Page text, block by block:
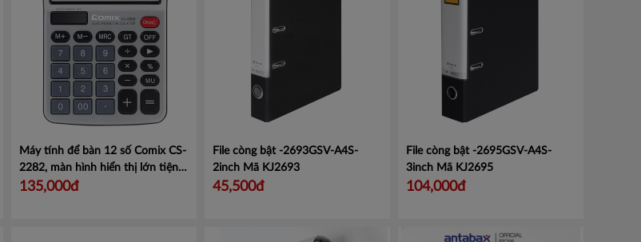
Máy tính để bàn 12 số Comix CS-
2282, màn hình hiển thị lớn tiện
lợi.Mã CMCS2282
135,000đ
File còng bật -2693GSV-A4S-
2inch Mã KJ2693
45,500đ
File còng bật -2695GSV-A4S-
3inch Mã KJ2695
104,000đ